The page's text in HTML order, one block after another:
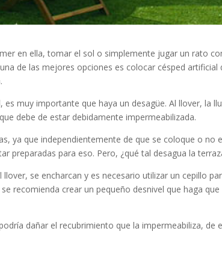
en ella, tomar el sol o simplemente jugar un rato
de las mejores opciones es colocar césped artificial
muy importante que haya un desagüe. Al llover, la
debe de estar debidamente impermeabilizada.
ya que independientemente de que se coloque o no
preparadas para eso. Pero, ¿qué tal desagua la
se encharcan y es necesario utilizar un cepillo
recomienda crear un pequeño desnivel que haga que
dañar el recubrimiento que la impermeabiliza, de